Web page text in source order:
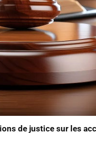
de justice sur les